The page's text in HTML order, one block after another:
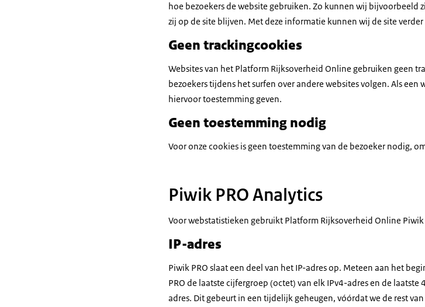
hoe bezoekers de website gebruiken. Zo kunnen wij bijvoorbeeld
zij op de site blijven. Met deze informatie kunnen wij de site
Geen trackingcookies
Websites van het Platform Rijksoverheid Online gebruiken geen
bezoekers tijdens het surfen over andere websites volgen. Als
hiervoor toestemming geven.
Geen toestemming nodig
Voor onze cookies is geen toestemming van de bezoeker nodig,
Piwik PRO Analytics
Voor webstatistieken gebruikt Platform Rijksoverheid Online Piwik
IP-adres
Piwik PRO slaat een deel van het IP-adres op. Meteen aan het
PRO de laatste cijfergroep (octet) van elk IPv4-adres en de
adres. Dit gebeurt in een tijdelijk geheugen, vóórdat we de rest